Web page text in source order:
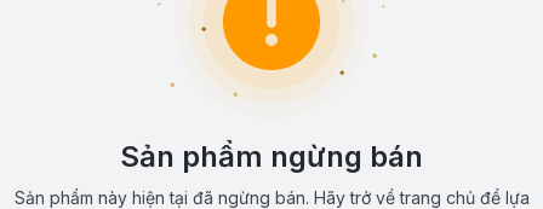
Sản phẩm ngừng bán
Sản phẩm này hiện tại đã ngừng bán. Hãy trở về trang chủ để lựa